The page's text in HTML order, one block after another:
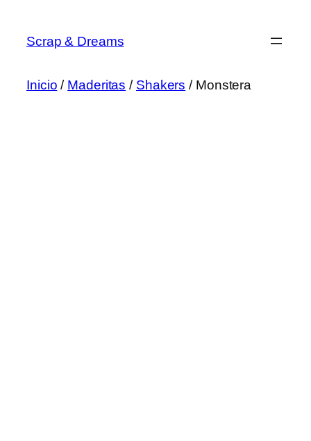
contenido
Scrap & Dreams
Inicio / Maderitas / Shakers / Monstera